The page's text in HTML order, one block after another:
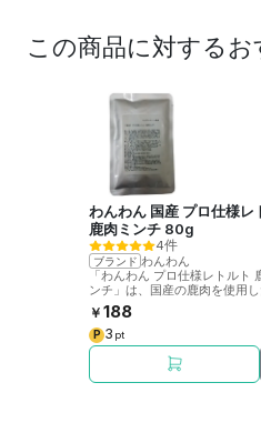
この商品に対するお
わんわん 国産 プロ仕様レ
鹿肉ミンチ 80g
4件
ブランド わんわん
「わんわん プロ仕様レトルト
ンチ」は、国産の鹿肉を使用し
加無着色・嗜好性抜群のレトル
チです。
￥ 188
P 3 pt